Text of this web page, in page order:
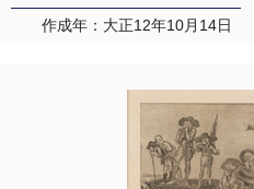
作成年：大正12年10月14日